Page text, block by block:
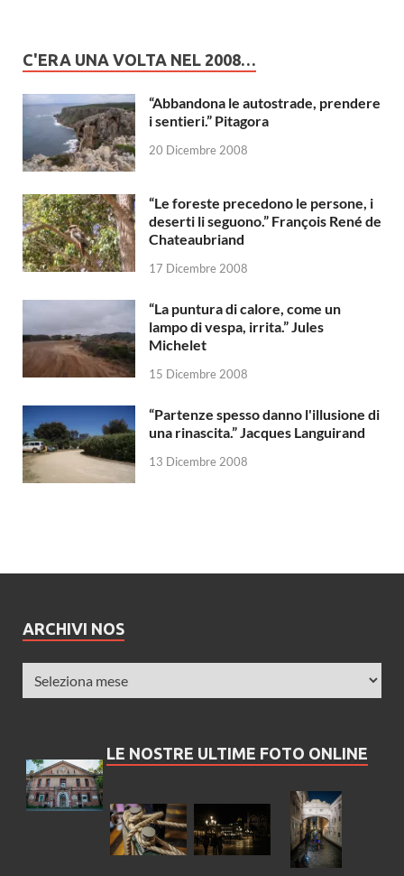
C'ERA UNA VOLTA NEL 2008…
“Abbandona le autostrade, prendere
i sentieri.” Pitagora
20 Dicembre 2008
“Le foreste precedono le persone, i
deserti li seguono.” François René de
Chateaubriand
17 Dicembre 2008
“La puntura di calore, come un
lampo di vespa, irrita.” Jules
Michelet
15 Dicembre 2008
“Partenze spesso danno l'illusione di
una rinascita.” Jacques Languirand
13 Dicembre 2008
ARCHIVI NOS
LE NOSTRE ULTIME FOTO ONLINE